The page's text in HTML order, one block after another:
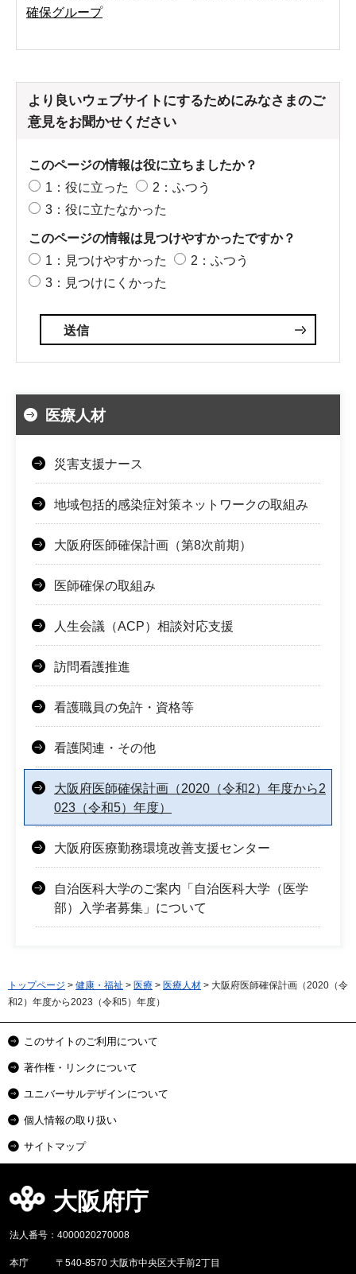
確保グループ
より良いウェブサイトにするためにみなさまのご
意見をお聞かせください
このページの情報は役に立ちましたか？
1：役に立った
2：ふつう
3：役に立たなかった
このページの情報は見つけやすかったですか？
1：見つけやすかった
2：ふつう
3：見つけにくかった
医療人材
災害支援ナース
地域包括的感染症対策ネットワークの取組み
大阪府医師確保計画（第8次前期）
医師確保の取組み
人生会議（ACP）相談対応支援
訪問看護推進
看護職員の免許・資格等
看護関連・その他
大阪府医師確保計画（2020（令和2）年度から2
023（令和5）年度）
大阪府医療勤務環境改善支援センター
自治医科大学のご案内「自治医科大学（医学
部）入学者募集」について
トップページ > 健康・福祉 > 医療 > 医療人材 > 大阪府医師確保計画（2020（令
和2）年度から2023（令和5）年度）
このサイトのご利用について
著作権・リンクについて
ユニバーサルデザインについて
個人情報の取り扱い
サイトマップ
大阪府庁
法人番号：4000020270008
本庁 〒540-8570 大阪市中央区大手前2丁目